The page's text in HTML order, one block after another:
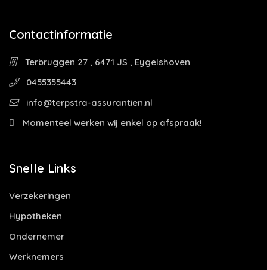
Contactinformatie
Terbruggen 27 , 6471 JS , Eygelshoven
0455355443
info@terpstra-assurantien.nl
Momenteel werken wij enkel op afspraak!
Snelle Links
Verzekeringen
Hypotheken
Ondernemer
Werknemers